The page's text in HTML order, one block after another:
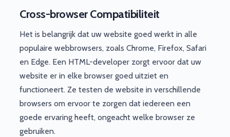
Cross-browser Compatibiliteit
Het is belangrijk dat uw website goed werkt in alle
populaire webbrowsers, zoals Chrome, Firefox, Safari
en Edge. Een HTML-developer zorgt ervoor dat uw
website er in elke browser goed uitziet en
functioneert. Ze testen de website in verschillende
browsers om ervoor te zorgen dat iedereen een
goede ervaring heeft, ongeacht welke browser ze
gebruiken.